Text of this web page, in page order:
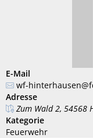
E-Mail
wf-
Adresse
Zum Wald 2, 54568
Kategorie
Feuerwehr